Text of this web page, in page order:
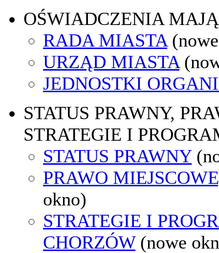
OŚWIADCZENIA
RADA MIASTA
URZĄD MIASTA
JEDNOSTKI
STATUS PRAWNY,
STRATEGIE I
STATUS PRAWNY
PRAWO
okno)
STRATEGIE I
CHORZÓW (nowe